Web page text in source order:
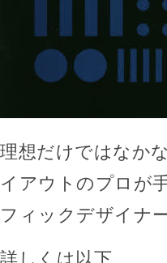
理想だけではなか
イアウトのプロが
フィックデザイナ
詳しくは以下